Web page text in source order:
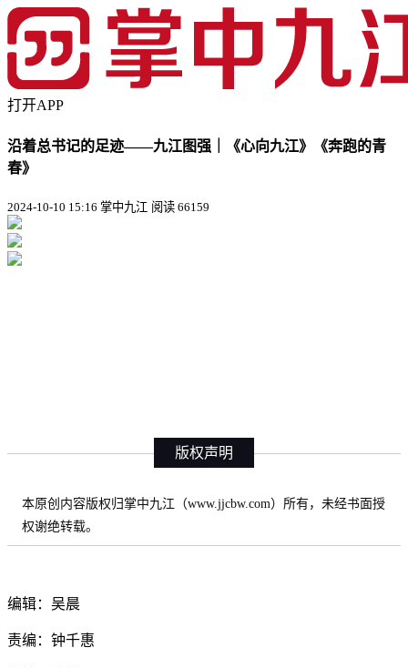
打开APP
沿着总书记的足迹——九江图强｜《心向九江》《奔跑的青
春》
2024-10-10 15:16 掌中九江 阅读 66159
版权声明
本原创内容版权归掌中九江（www.jjcbw.com）所有，未经书面授
权谢绝转载。
编辑：吴晨
责编：钟千惠